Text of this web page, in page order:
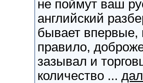
не поймут ваш
английский
бывает впервые,
правило,
зазывал и
количество ...